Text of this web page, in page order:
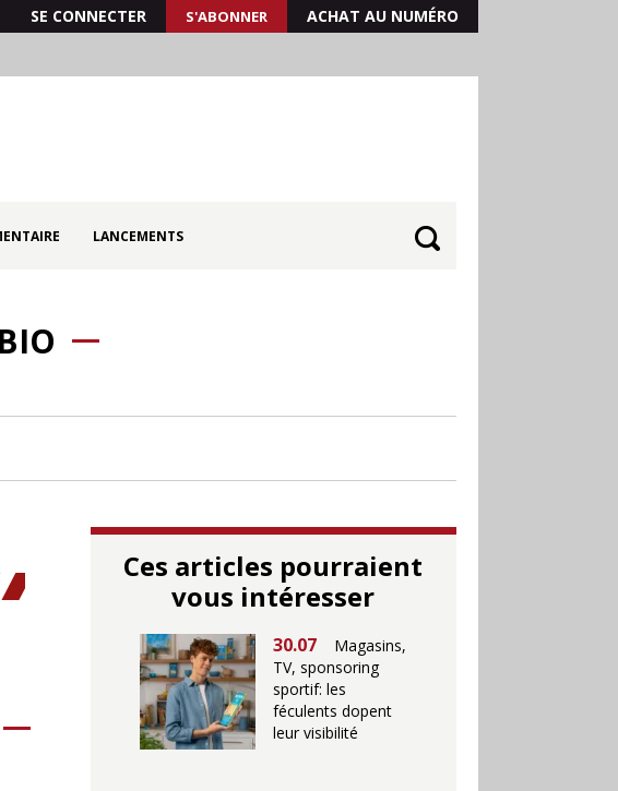
SE CONNECTER S'ABONNER ACHAT AU NUMÉRO
LANCEMENTS
Ces articles pourraient
vous intéresser
30.07
Magasins,
TV, sponsoring
sportif: les
féculents dopent
leur visibilité